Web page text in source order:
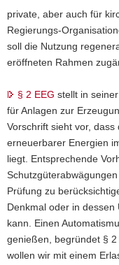
Berliner
Straße
ehemaliges
städtisches
2019
private, aber auch für
Regierungs-
soll die Nutzung
eröffneten Rahmen
§ 2 EEG stellt in
für Anlagen zur
Vorschrift sieht vor,
erneuerbarer Energien
liegt. Entsprechende
Prüfung zu
Denkmal oder in
kann. Einen
genießen, begründet §
wollen wir mit einem